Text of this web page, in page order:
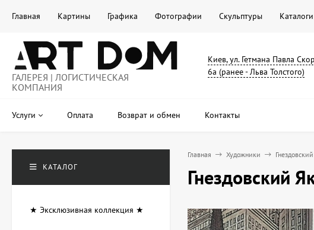
Главная Картины Графика Фотографии Скульптуры Каталоги
ГАЛЕРЕЯ | ЛОГИСТИЧЕСКАЯ
КОМПАНИЯ
Киев, ул. Гетмана Павла
6а (ранее - Льва Толстого)
Услуги Оплата Возврат и обмен Контакты
Главная Художники
Гнездовский
КАТАЛОГ
★ Эксклюзивная коллекция ★